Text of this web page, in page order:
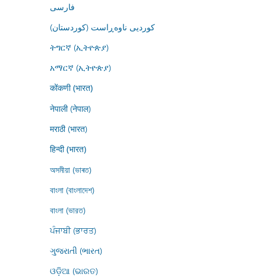
فارسى
کوردیی ناوەڕاست (کوردستان)
ትግርኛ (ኢትዮጵያ)
አማርኛ (ኢትዮጵያ)
कोंकणी (भारत)
नेपाली (नेपाल)
मराठी (भारत)
हिन्दी (भारत)
অসমীয়া (ভাৰত)
বাংলা (বাংলাদেশ)
বাংলা (ভারত)
ਪੰਜਾਬੀ (ਭਾਰਤ)
ગુજરાતી (ભારત)
ଓଡ଼ିଆ (ଭାରତ)